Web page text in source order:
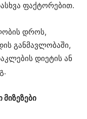
ფაქტორებით.
დროს,
განმავლობაში,
დიეტის ან